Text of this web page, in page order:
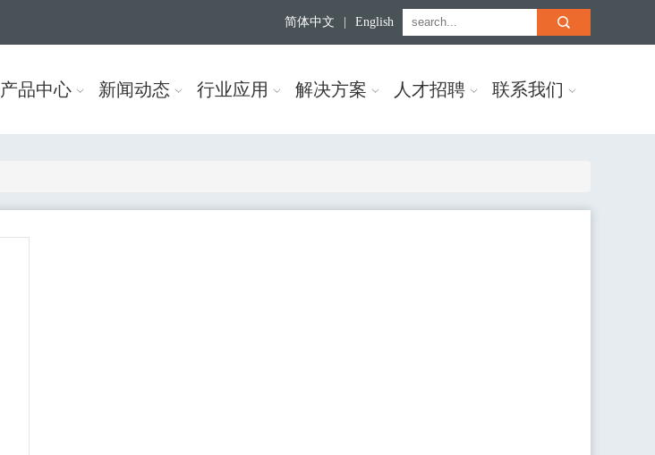
简体中文 English
产品中心 新闻动态 行业应用 解决方案 人才招聘 联系我们